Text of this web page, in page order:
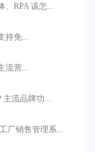
、RPA 该怎...
持免...
流营...
主流品牌功...
厂销售管理系...